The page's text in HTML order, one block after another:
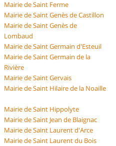
Mairie de Saint Ferme
Mairie de Saint Genès de Castillon
Mairie de Saint Genès de
Lombaud
Mairie de Saint Germain d'Esteuil
Mairie de Saint Germain de la
Rivière
Mairie de Saint Gervais
Mairie de Saint Hilaire de la Noaille
Mairie de Saint Hippolyte
Mairie de Saint Jean de Blaignac
Mairie de Saint Laurent d'Arce
Mairie de Saint Laurent du Bois